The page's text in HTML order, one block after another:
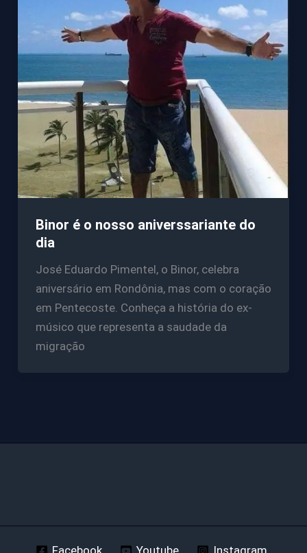
Binor é o nosso aniverssariante do
dia
José Eduardo Pimentel, o Binor, celebra
aniversário em Rondônia, mas com o coração
em Pentecoste. Conheça a história do ex-
músico que representa a saudade da
migração